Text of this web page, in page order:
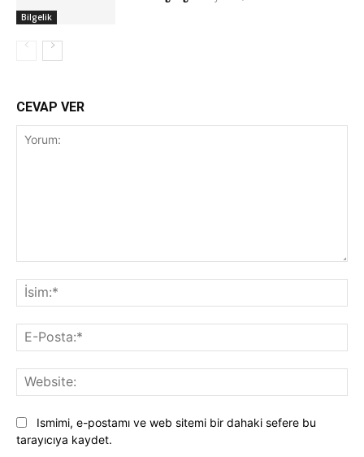
Bilgelik
CEVAP VER
Ismimi, e-postamı ve web sitemi bir dahaki sefere bu
tarayıcıya kaydet.